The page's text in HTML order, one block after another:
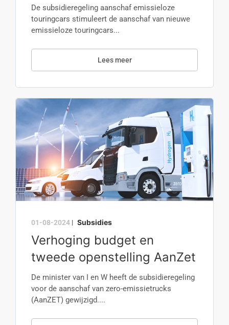
De subsidieregeling aanschaf emissieloze
touringcars stimuleert de aanschaf van nieuwe
emissieloze touringcars...
Lees meer
01-08-2024 | Subsidies
Verhoging budget en
tweede openstelling AanZet
De minister van I en W heeft de subsidieregeling
voor de aanschaf van zero-emissietrucks
(AanZET) gewijzigd....